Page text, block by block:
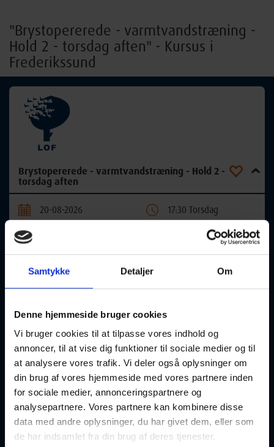
Samtykke Detaljer Om
Denne hjemmeside bruger cookies
Vi bruger cookies til at tilpasse vores indhold og
annoncer, til at vise dig funktioner til sociale medier og til
at analysere vores trafik. Vi deler også oplysninger om
din brug af vores hjemmeside med vores partnere inden
for sociale medier, annonceringspartnere og
analysepartnere. Vores partnere kan kombinere disse
data med andre oplysninger, du har givet dem, eller som
de har indsamlet fra din brug af deres tjenester.
"Brystopererede - varmtvandstræning -
Hold 2 - torsdag aften" - Kursus i
Frederikssund
Brystopererede - varmtvandstræning - Hold 2 -
torsdag aften
20-08-2026 17:30 Torsdag
Optager løbende
💗 Varmtvandstræning for brystopererede kvinder Dette hold
bevægelighed og balance i kroppen. Træningen hjælper dig
med at kompensere for følgerne af operationen og
forebygge skæv holdning og unødig belastning af kroppens
øvrige led. 🌿🧘‍♀️ Vi starter med en blid opvarmning i det
varme vand, hvor kroppen får lov at vågne. Herefter arbejder
vi hele kroppen igennem med særligt fokus på:
• Stræk og bevægelse i det opererede område 🤲
• Gode venepumpeøvelser for bedre blodcirkulation ❤️
• Holdningskorrigerende og styrkende øvelser 💪💦
Vandets opdrift gør det nemmere og mere behageligt at